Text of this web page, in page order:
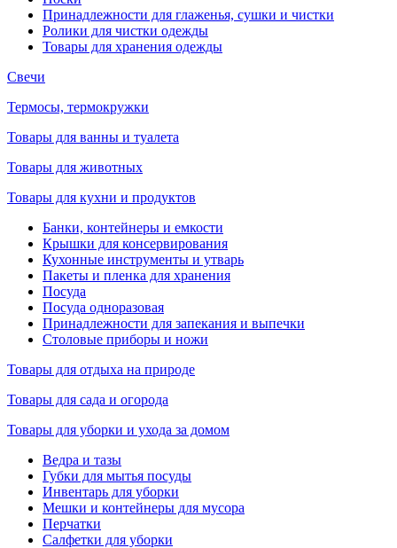
Принадлежности для глаженья, сушки и чистки
Ролики для чистки одежды
Товары для хранения одежды
Свечи
Термосы, термокружки
Товары для ванны и туалета
Товары для животных
Товары для кухни и продуктов
Банки, контейнеры и емкости
Крышки для консервирования
Кухонные инструменты и утварь
Пакеты и пленка для хранения
Посуда
Посуда одноразовая
Принадлежности для запекания и выпечки
Столовые приборы и ножи
Товары для отдыха на природе
Товары для сада и огорода
Товары для уборки и ухода за домом
Ведра и тазы
Губки для мытья посуды
Инвентарь для уборки
Мешки и контейнеры для мусора
Перчатки
Салфетки для уборки